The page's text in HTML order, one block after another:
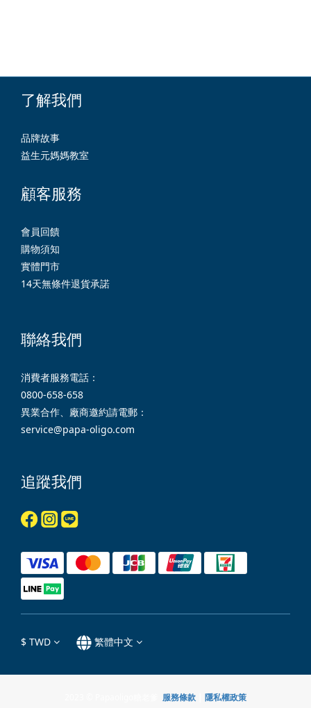
了解我們
品牌故事
益生元媽媽教室
顧客服務
會員回饋
購物須知
實體門市
14天無條件退貨承諾
聯絡我們
消費者服務電話：
0800-658-658
異業合作、廠商邀約請電郵：
service@papa-oligo.com
追蹤我們
$ TWD 繁體中文
服務條款 隱私權政策